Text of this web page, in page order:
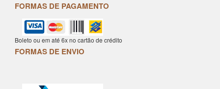
FORMAS DE PAGAMENTO
Boleto ou em até 6x no cartão de crédito
FORMAS DE ENVIO